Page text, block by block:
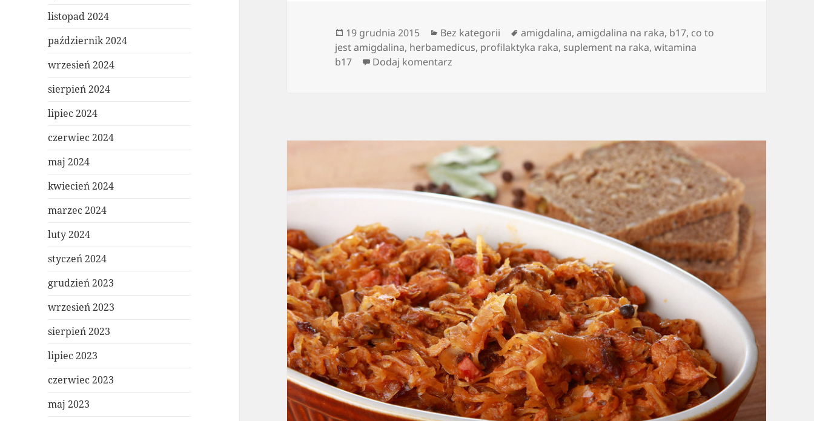
listopad 2024
październik 2024
wrzesień 2024
sierpień 2024
lipiec 2024
czerwiec 2024
maj 2024
kwiecień 2024
marzec 2024
luty 2024
styczeń 2024
grudzień 2023
wrzesień 2023
sierpień 2023
lipiec 2023
czerwiec 2023
maj 2023
Data
publikacji
19 grudnia 2015 Kategorie
Bez kategorii Tagi
amigdalina,amigdalina na raka, b17, co to
jest amigdalina, herbamedicus, profilaktyka raka, suplement na raka,witamina
b17
Dodaj komentarz